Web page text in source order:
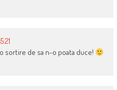
sortire de sa n-o poata duce!